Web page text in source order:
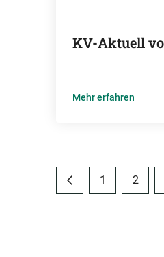
KV-Aktuell
Mehr erfahren
1 2